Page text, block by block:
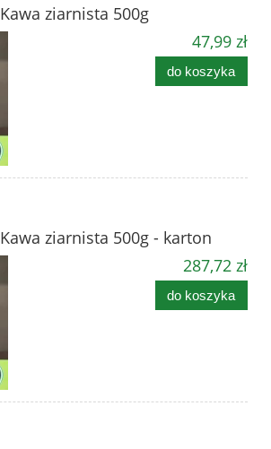
ziarnista 500g
47,99 zł
do koszyka
ziarnista 500g - karton
287,72 zł
do koszyka